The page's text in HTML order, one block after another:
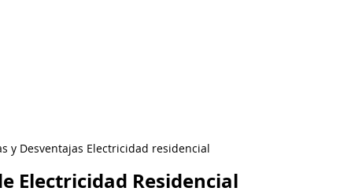
y Desventajas Electricidad residencial
Electricidad Residencial